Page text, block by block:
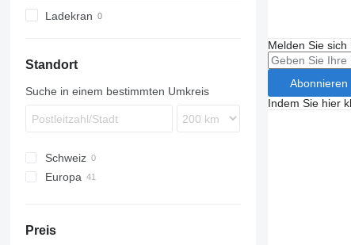
Ladekran
Standort
Suche in einem bestimmten Umkreis
Schweiz
Europa
Preis
Melden Sie
Abonnieren
Indem Sie hier